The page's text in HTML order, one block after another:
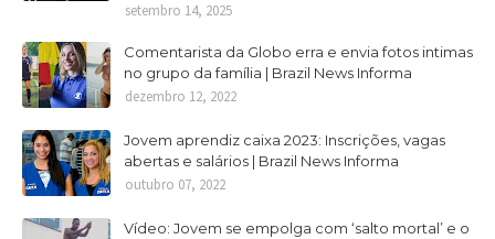
setembro 14, 2025
Comentarista da Globo erra e envia fotos intimas
no grupo da família | Brazil News Informa
dezembro 12, 2022
Jovem aprendiz caixa 2023: Inscrições, vagas
abertas e salários | Brazil News Informa
outubro 07, 2022
Vídeo: Jovem se empolga com ‘salto mortal’ e o